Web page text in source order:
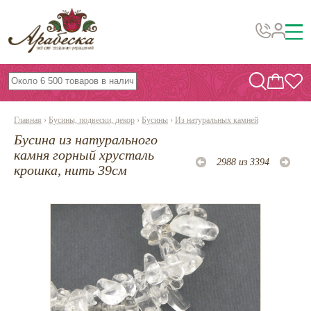
Бусины, подвески, декор
Бисер
Фурнитура
Проволока
Инструменты и материалы
Эпоксидная смола
Шнуры, ленты, нитки
По темам и сезонам
Главная › Бусины, подвески, декор › Бусины › Из натуральных камней
Бусина из натурального
камня горный хрусталь
крошка, нить 39см
2988 из 3394